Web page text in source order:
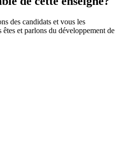
des candidats et vous les
et parlons du développement de